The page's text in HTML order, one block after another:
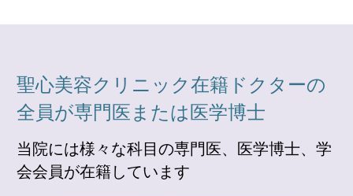
聖心美容クリニック在籍ドクターの
全員が専門医または医学博士
当院には様々な科目の専門医、医学博士、学
会会員が在籍しています